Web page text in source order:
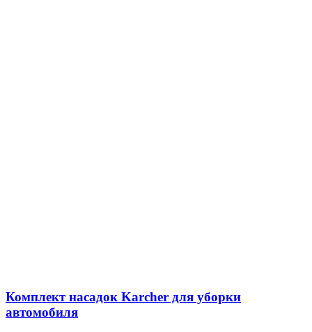
Комплект насадок Karcher для уборки
автомобиля